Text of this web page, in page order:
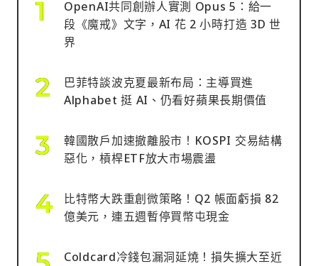
OpenAI共同創辦人實測 Opus 5：給一
段《魔戒》文字，AI 花 2 小時打造 3D 世
界
巴菲特談波克夏最新布局：主導買進
Alphabet 挺 AI、仍看好蘋果長期價值
韓國散戶加速撤離股市！KOSPI 交易結構
惡化，槓桿ETF放大市場震盪
比特幣大跌重創微策略！Q2 帳面虧損 82
億美元，連五週暫停買幣屯現金
Coldcard冷錢包漏洞延燒！損失擴大至近